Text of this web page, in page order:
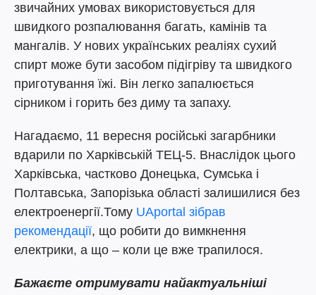
звичайних умовах використовується для
швидкого розпалювання багать, камінів та
мангалів. У нових українських реаліях сухий
спирт може бути засобом підігріву та швидкого
приготування їжі. Він легко запалюється
сірником і горить без диму та запаху.
Нагадаємо, 11 вересня російські загарбники
вдарили по Харківській ТЕЦ-5. Внаслідок цього
Харківська, частково Донецька, Сумська і
Полтавська, Запорізька області залишилися без
електроенергії.Тому UAportal зібрав
рекомендації, що робити до вимкнення
електрики, а що – коли це вже трапилося.
Бажаєте отримувати найактуальніші